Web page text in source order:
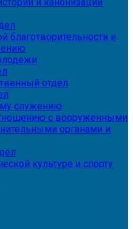
благотворительности и
отдел
служению
с вооруженными
органами и
культуре и спорту